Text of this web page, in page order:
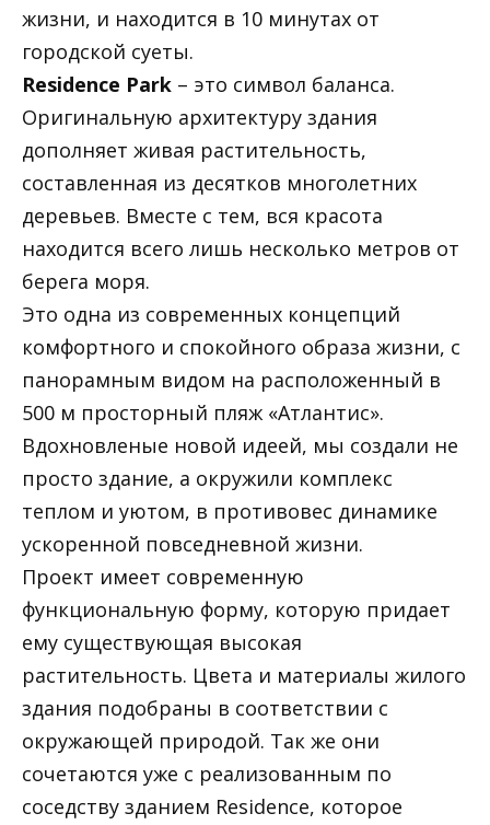
жизни, и находится в 10 минутах от
городской суеты.
Residence Park – это символ баланса.
Оригинальную архитектуру здания
дополняет живая растительность,
составленная из десятков многолетних
деревьев. Вместе с тем, вся красота
находится всего лишь несколько метров от
берега моря.
Это одна из современных концепций
комфортного и спокойного образа жизни, с
панорамным видом на расположенный в
500 м просторный пляж «Атлантис».
Вдохновленые новой идеей, мы создали не
просто здание, а окружили комплекс
теплом и уютом, в противовес динамике
ускоренной повседневной жизни.
Проект имеет современную
функциональную форму, которую придает
ему существующая высокая
растительность. Цвета и материалы жилого
здания подобраны в соответствии с
окружающей природой. Так же они
сочетаются уже с реализованным по
соседству зданием Residence, которое